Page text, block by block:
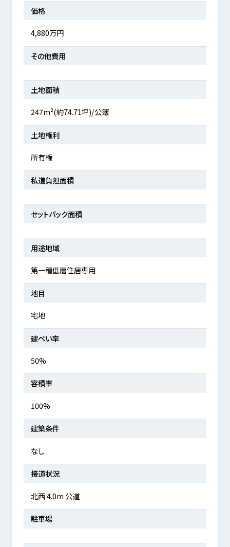
価格
4,880万円
その他費用
土地面積
247m²(約74.71坪)/公簿
土地権利
所有権
私道負担面積
セットバック面積
用途地域
第一種低層住居専用
地目
宅地
建ぺい率
50%
容積率
100%
建築条件
なし
接道状況
北西 4.0m 公道
駐車場